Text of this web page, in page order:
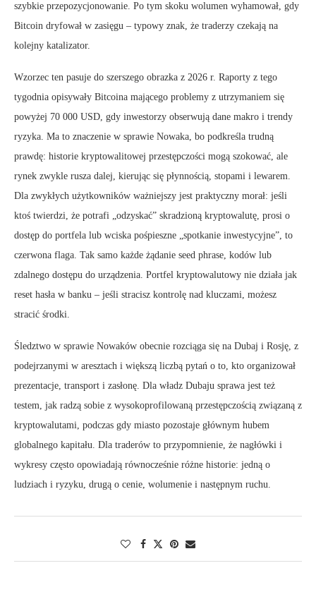
szybkie przepozycjonowanie. Po tym skoku wolumen wyhamował, gdy
Bitcoin dryfował w zasięgu – typowy znak, że traderzy czekają na
kolejny katalizator.
Wzorzec ten pasuje do szerszego obrazka z 2026 r. Raporty z tego
tygodnia opisywały Bitcoina mającego problemy z utrzymaniem się
powyżej 70 000 USD, gdy inwestorzy obserwują dane makro i trendy
ryzyka. Ma to znaczenie w sprawie Nowaka, bo podkreśla trudną
prawdę: historie kryptowalitowej przestępczości mogą szokować, ale
rynek zwykle rusza dalej, kierując się płynnością, stopami i lewarem.
Dla zwykłych użytkowników ważniejszy jest praktyczny morał: jeśli
ktoś twierdzi, że potrafi „odzyskać” skradzioną kryptowalutę, prosi o
dostęp do portfela lub wciska pośpieszne „spotkanie inwestycyjne”, to
czerwona flaga. Tak samo każde żądanie seed phrase, kodów lub
zdalnego dostępu do urządzenia. Portfel kryptowalutowy nie działa jak
reset hasła w banku – jeśli stracisz kontrolę nad kluczami, możesz
stracić środki.
Śledztwo w sprawie Nowaków obecnie rozciąga się na Dubaj i Rosję, z
podejrzanymi w aresztach i większą liczbą pytań o to, kto organizował
prezentacje, transport i zasłonę. Dla władz Dubaju sprawa jest też
testem, jak radzą sobie z wysokoprofilowaną przestępczością związaną z
kryptowalutami, podczas gdy miasto pozostaje głównym hubem
globalnego kapitału. Dla traderów to przypomnienie, że nagłówki i
wykresy często opowiadają równocześnie różne historie: jedną o
ludziach i ryzyku, drugą o cenie, wolumenie i następnym ruchu.